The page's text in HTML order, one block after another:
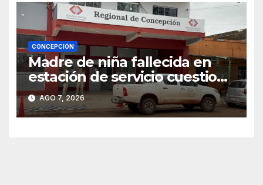
CONCEPCIÓN
Madre de niña fallecida en
estación de servicio cuestiona
avances de la investigación
AGO 7, 2026